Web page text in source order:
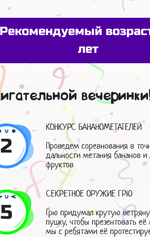
Рекомендуемый
лет
2
КОНКУРС БАНАНОМЕТАТЕЛЕЙ
Проведем соревнования в
дальности метания бананов и
фруктов
5
СЕКРЕТНОЕ ОРУЖИЕ ГРЮ
Грю придумал крутую
пушку, чтобы презентовать
мы с ребятами её